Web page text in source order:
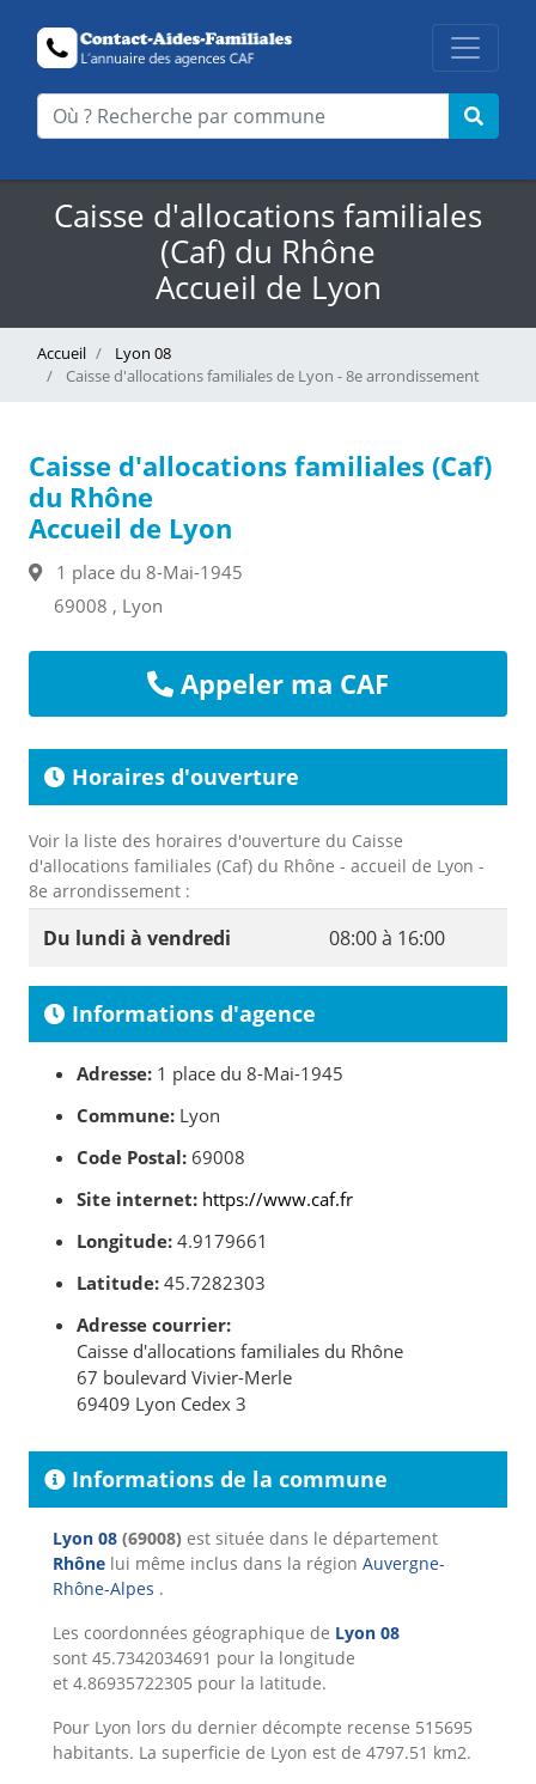
Caisse d'allocations familiales
(Caf) du Rhône
Accueil de Lyon
Accueil
Lyon 08
Caisse d'allocations familiales de Lyon - 8e arrondissement
Caisse d'allocations familiales (Caf)
du Rhône
Accueil de Lyon
1 place du 8-Mai-1945
69008 , Lyon
Appeler ma CAF
Horaires d'ouverture
Voir la liste des horaires d'ouverture du Caisse
d'allocations familiales (Caf) du Rhône - accueil de Lyon -
8e arrondissement :
Du lundi à vendredi 08:00 à 16:00
Informations d'agence
Adresse: 1 place du 8-Mai-1945
Commune: Lyon
Code Postal: 69008
Site internet: https://www.caf.fr
Longitude: 4.9179661
Latitude: 45.7282303
Adresse courrier:
Caisse d'allocations familiales du Rhône
67 boulevard Vivier-Merle
69409 Lyon Cedex 3
Informations de la commune
Lyon 08 (69008) est située dans le département
Rhône lui même inclus dans la région Auvergne-
Rhône-Alpes .
Les coordonnées géographique de Lyon 08
sont 45.7342034691 pour la longitude
et 4.86935722305 pour la latitude.
Pour Lyon lors du dernier décompte recense 515695
habitants. La superficie de Lyon est de 4797.51 km2.